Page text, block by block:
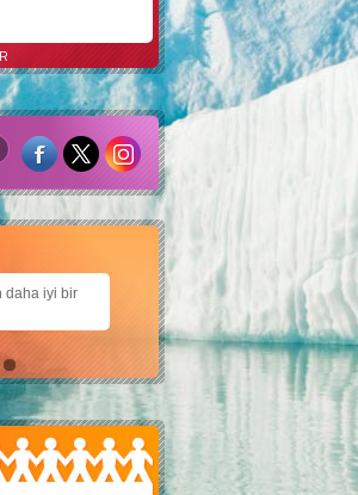
zekâ
bırakabilmek için